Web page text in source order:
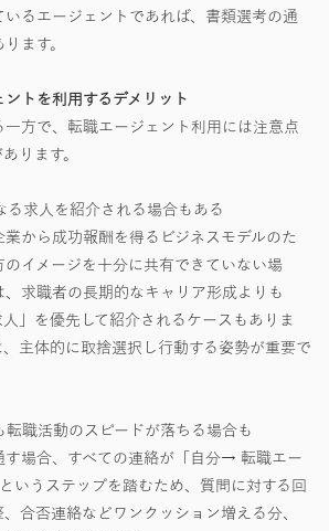
るエージェントであれば、書類選考の通
ます。
トを利用するデメリット
方で、転職エージェント利用には注意点
ります。
る求人を紹介される場合もある
から成功報酬を得るビジネスモデルのた
イメージを十分に共有できていない場
求職者の長期的なキャリア形成よりも
人」を優先して紹介されるケースもありま
主体的に取捨選択し行動する姿勢が重要で
転職活動のスピードが落ちる場合も
す場合、すべての連絡が「自分→ 転職エー
いうステップを踏むため、質問に対する回
合否連絡などワンクッション増える分、